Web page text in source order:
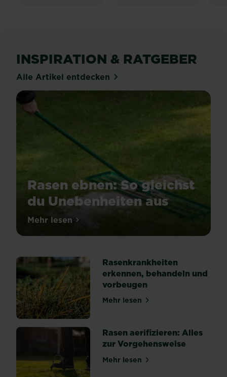
INSPIRATION & RATGEBER
Alle Artikel entdecken
Rasen ebnen: So gleichst
du Unebenheiten aus
Mehr lesenüber Rasen ebnen: So gleichst du
Rasenkrankheiten
erkennen, behandeln und
vorbeugen
Mehr lesenüber Rasenkrankheiten
Rasen aerifizieren: Alles
zur Vorgehensweise
Mehr lesenüber Rasen aerifizieren: